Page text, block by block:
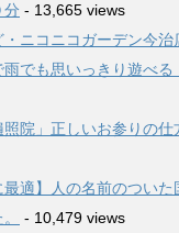
分 - 13,665 views
・ニコニコガーデン今
でも思いっきり遊べる
院」正しいお参りの仕
最適】人の名前のつい
- 10,479 views